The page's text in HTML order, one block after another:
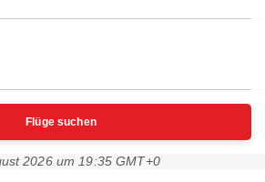
Flüge suchen
2026 um 19:35 GMT+0